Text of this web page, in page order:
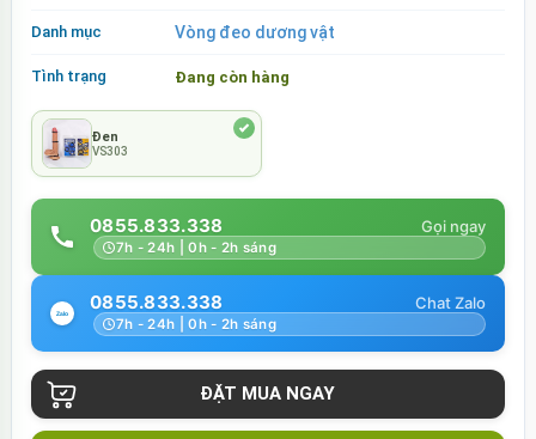
Danh mục Vòng đeo dương vật
Tình trạng Đang còn hàng
Đen
VS303
0855.833.338
7h - 24h | 0h - 2h sáng
0855.833.338
7h - 24h | 0h - 2h sáng